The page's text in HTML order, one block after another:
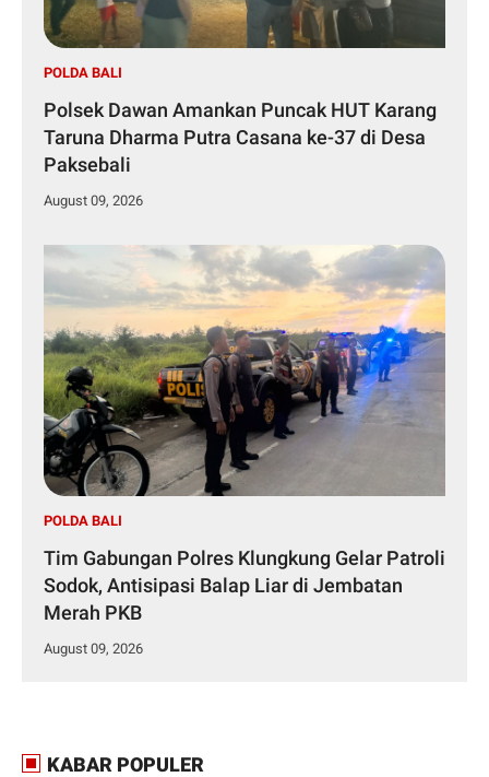
POLDA BALI
Polsek Dawan Amankan Puncak HUT Karang
Taruna Dharma Putra Casana ke-37 di Desa
Paksebali
August 09, 2026
POLDA BALI
Tim Gabungan Polres Klungkung Gelar Patroli
Sodok, Antisipasi Balap Liar di Jembatan
Merah PKB
August 09, 2026
KABAR POPULER